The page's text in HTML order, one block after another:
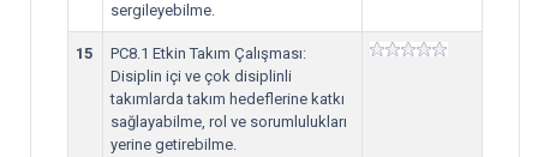
sergileyebilme.
15
PC8.1 Etkin Takım Çalışması:
Disiplin içi ve çok disiplinli
takımlarda takım hedeflerine katkı
sağlayabilme, rol ve sorumlulukları
yerine getirebilme.